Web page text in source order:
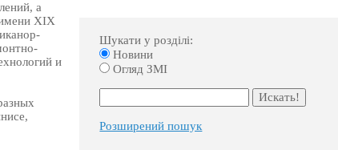
а
XIX
и
Шукати у розділі:
Новини
Огляд ЗМІ
Розширений пошук